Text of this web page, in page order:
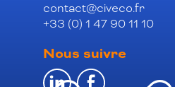
contact@civeco.fr
+33 (0) 1 47 90 11 10
Nous suivre